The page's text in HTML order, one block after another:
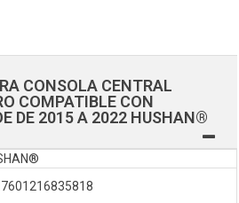
CONSOLA CENTRAL
COMPATIBLE CON
DE 2015 A 2022 HUSHAN®